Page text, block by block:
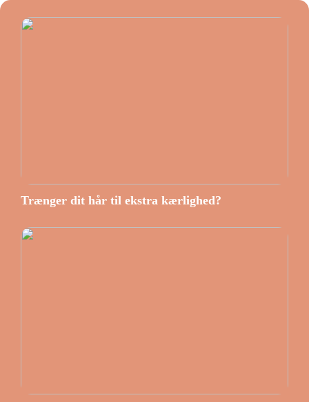
Trænger dit hår til ekstra kærlighed?